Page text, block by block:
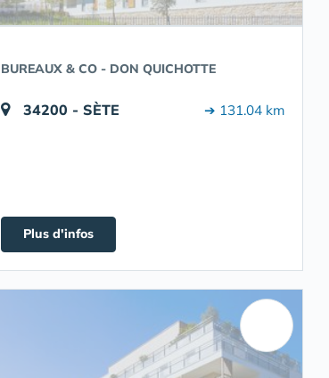
BUREAUX & CO - DON QUICHOTTE
34200 - SÈTE ➔ 131.04 km
Plus d'infos